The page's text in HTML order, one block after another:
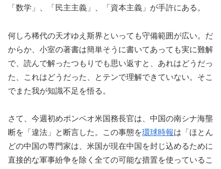
「数学」、「民主主義」、「資本主義」が手許にある。
何しろ稀代の天才ゆえ斯界といっても守備範囲が広い。だ
からか、小室の著書は簡単そうに書いてあっても実に難解
で、読んで解ったつもりでも思い返すと、あれはどうだっ
た、これはどうだった、とテンで理解できていない。 そこ
でまた我が知識不足 を悟る。
さて、今週初めポンペオ米国務長官は、中国の南シナ海壟
断を「違法」と断言した。この事態を環球時報は「ほとん
どの中国の専門家は、米国が現在中国を封じ込めるために
直接的な軍事紛争を除く全ての可能な措置を使っているこ